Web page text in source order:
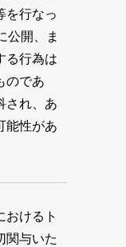
を行なっ
公開、ま
る行為は
のであ
され、あ
能性があ
おけるト
関与いた